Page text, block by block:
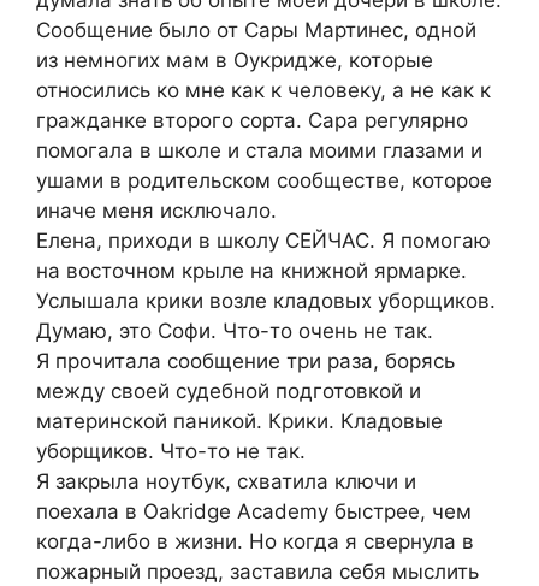
Сообщение было от Сары Мартинес, одной
из немногих мам в Оукридже, которые
относились ко мне как к человеку, а не как к
гражданке второго сорта. Сара регулярно
помогала в школе и стала моими глазами и
ушами в родительском сообществе, которое
иначе меня исключало.
Елена, приходи в школу СЕЙЧАС. Я помогаю
на восточном крыле на книжной ярмарке.
Услышала крики возле кладовых уборщиков.
Думаю, это Софи. Что-то очень не так.
Я прочитала сообщение три раза, борясь
между своей судебной подготовкой и
материнской паникой. Крики. Кладовые
уборщиков. Что-то не так.
Я закрыла ноутбук, схватила ключи и
поехала в Oakridge Academy быстрее, чем
когда-либо в жизни. Но когда я свернула в
пожарный проезд, заставила себя мыслить